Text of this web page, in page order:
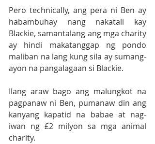
Pero technically, ang pera ni Ben ay
habambuhay nang nakatali kay
Blackie, samantalang ang mga charity
ay hindi makatanggap ng pondo
maliban na lang kung sila ay sumang-
ayon na pangalagaan si Blackie.
Ilang araw bago ang malungkot na
pagpanaw ni Ben, pumanaw din ang
kanyang kapatid na babae at nag-
iwan ng £2 milyon sa mga animal
charity.